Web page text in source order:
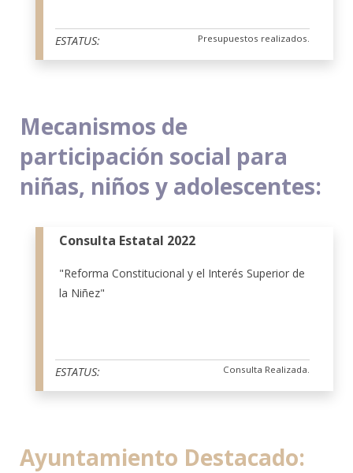
ESTATUS: Presupuestos realizados.
Mecanismos de
participación social para
niñas, niños y adolescentes:
Consulta Estatal 2022
"Reforma Constitucional y el Interés Superior de
la Niñez"
ESTATUS: Consulta Realizada.
Ayuntamiento Destacado: